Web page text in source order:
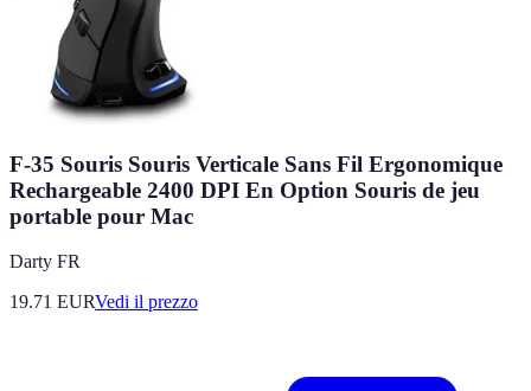
F-35 Souris Souris Verticale Sans Fil Ergonomique
Rechargeable 2400 DPI En Option Souris de jeu
portable pour Mac
Darty FR
19.71 EURVedi il prezzo